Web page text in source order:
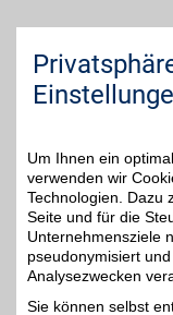
bis zu
Um Ihnen ein
verwenden wir
Technologien. Dazu
Seite und für die
Unternehmensziele
pseudonymisiert
Analysezwecken
Sie können selbst